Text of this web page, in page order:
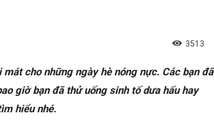
3513
cho những ngày hè nóng nực. Các bạn đã
giờ bạn đã thử uống sinh tố dưa hấu hay
hiểu nhé.